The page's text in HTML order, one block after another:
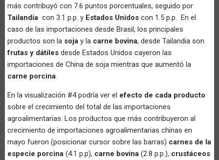
más contribuyó con 7.6 puntos porcentuales, seguido por
Tailandia con 3.1 p.p. y Estados Unidos con 1.5 p.p. En el
caso de las importaciones desde Brasil, los principales
productos son la soja y la carne bovina, desde Tailandia son
frutas y dátiles desde Estados Unidos cayeron las
importaciones de China de soja mientras que aumentó la
carne porcina.
En la visualización #4 podría ver el efecto de cada producto
sobre el crecimiento del total de las importaciones
agroalimentarias. Los productos que más contribuyeron al
crecimiento de importaciones agroalimentarias chinas en
mayo fueron (posicionar cursor sobre las barras) carnes de la
especie porcina (4.1 p.p), carne bovina (2.8 p.p.), crustáceos